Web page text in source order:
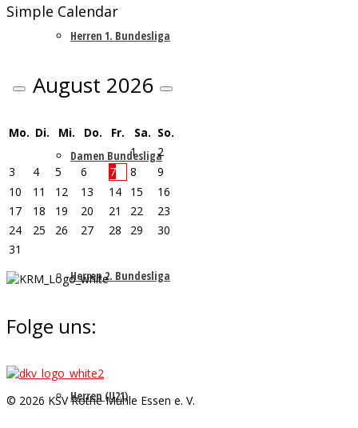
Herren 1. Bundesliga
Damen Bundesliga
Herren 2. Bundesliga
Herren (U21)
Simple Calendar
August 2026
Mo. Di. Mi. Do. Fr. Sa. So.
1
2
3
4 5 6 7 8
9
10
11 12 13 14 15
16
17
18 19 20 21 22
23
24
25 26 27 28 29
30
31
Folge uns:
© 2026 KSV Rothe Mühle Essen e. V.